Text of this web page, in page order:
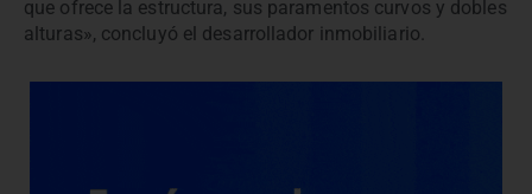
que ofrece la estructura, sus paramentos curvos y dobles
alturas», concluyó el desarrollador inmobiliario.